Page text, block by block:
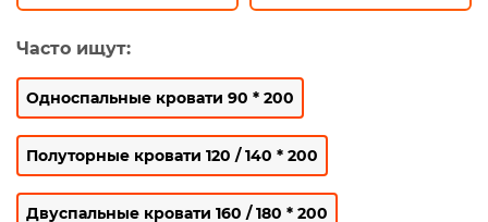
Часто ищут:
Односпальные кровати 90 * 200
Полуторные кровати 120 / 140 * 200
Двуспальные кровати 160 / 180 * 200